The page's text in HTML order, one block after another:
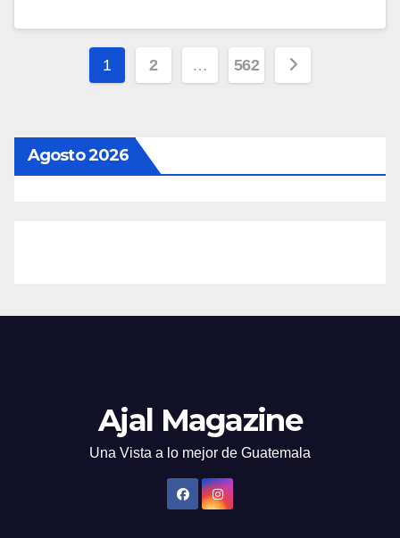
Paginación
entradas
1 2 … 562
Agosto 2026
Ajal Magazine
Una Vista a lo mejor de Guatemala